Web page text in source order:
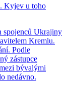
Kyjev u toho
spojenců Ukrajiny
Kremlu.
Podle
zástupce
bývalými
nedávno.